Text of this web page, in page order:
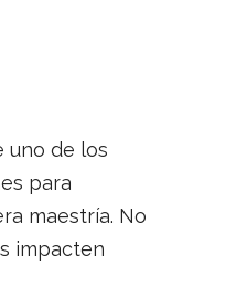
uno de los
para
maestría. No
impacten